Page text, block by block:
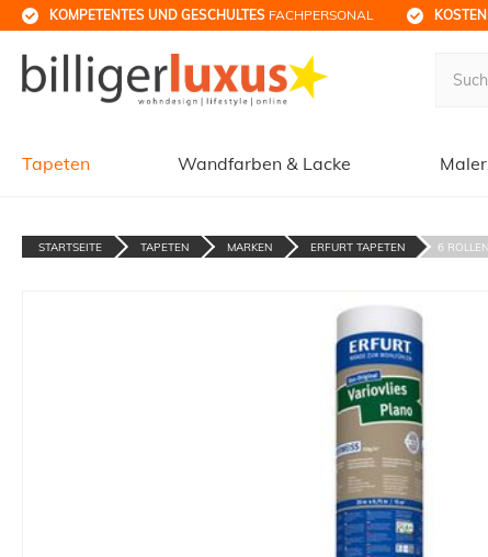
KOMPETENTES UND GESCHULTES FACHPERSONAL
Tapeten Wandfarben & Lacke
STARTSEITE TAPETEN MARKEN ERFURT TAPETEN 6